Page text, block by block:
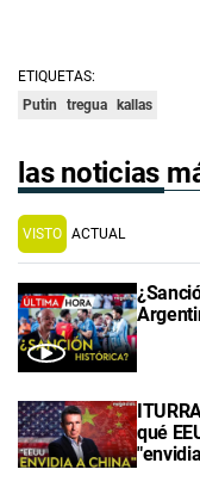
ETIQUETAS:
Putin
tregua kallas
las noticias
VISTO ACTUAL
qué